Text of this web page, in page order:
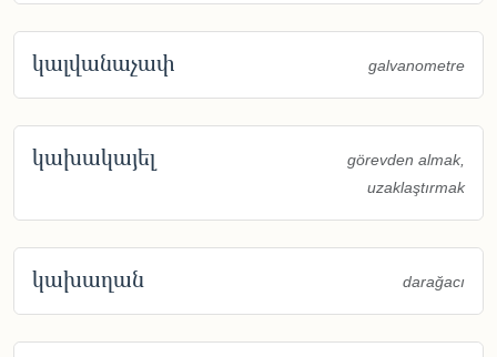
կալվանաչափ galvanometre
կախակայել
görevden almak,
uzaklaştırmak
կախաղան darağacı